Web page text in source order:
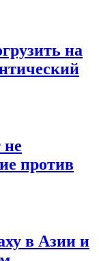
на
не
против
в Азии и